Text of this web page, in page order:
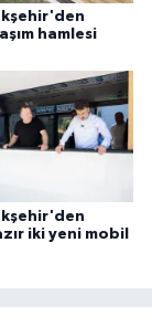
hamlesi
iki yeni mobil